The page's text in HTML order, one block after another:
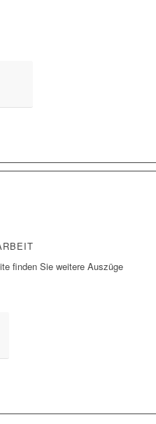
finden Sie weitere Auszüge